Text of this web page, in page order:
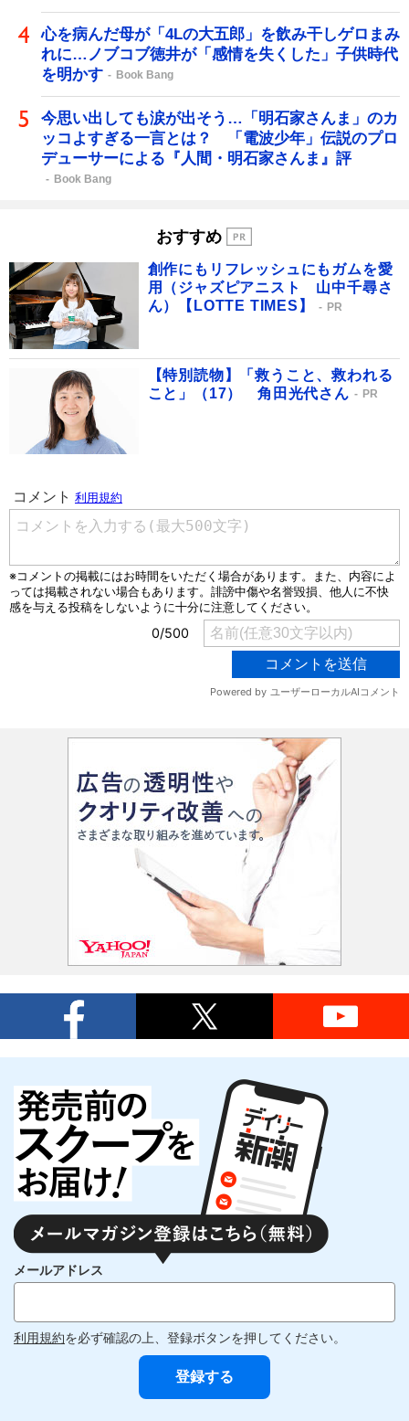
心を病んだ母が「4Lの大五郎」を飲み干しゲロまみ
れに…ノブコブ徳井が「感情を失くした」子供時代
を明かす
Book Bang
今思い出しても涙が出そう…「明石家さんま」のカ
ッコよすぎる一言とは？ 「電波少年」伝説のプロ
デューサーによる『人間・明石家さんま』評
Book Bang
おすすめ
創作にもリフレッシュにもガムを愛
用（ジャズピアニスト 山中千尋さ
ん）【LOTTE TIMES】
PR
【特別読物】「救うこと、救われる
こと」（17） 角田光代さん
PR
メールアドレス
利用規約を必ず確認の上、登録ボタンを押してください。